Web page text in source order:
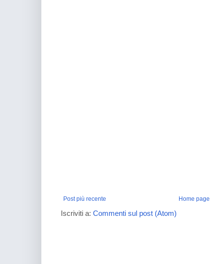
Post più recente Home page
Iscriviti a: Commenti sul post (Atom)